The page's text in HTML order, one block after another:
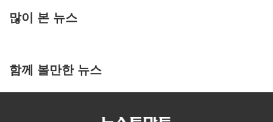
많이 본 뉴스
함께 볼만한 뉴스